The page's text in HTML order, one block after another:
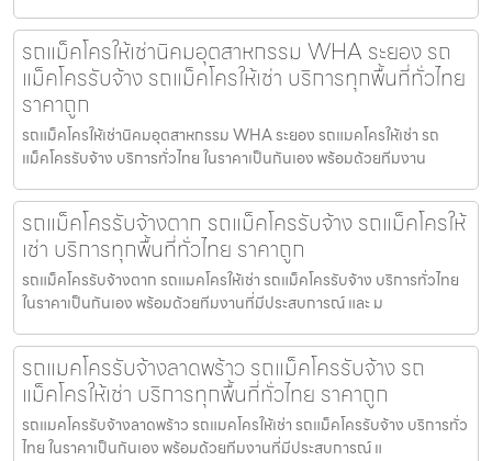
รถแม็คโครให้เช่านิคมอุตสาหกรรม WHA ระยอง รถ
แม็คโครรับจ้าง รถแม็คโครให้เช่า บริการทุกพื้นที่ทั่วไทย
ราคาถูก
รถแม็คโครให้เช่านิคมอุตสาหกรรม WHA ระยอง รถแมคโครให้เช่า รถ
แม็คโครรับจ้าง บริการทั่วไทย ในราคาเป็นกันเอง พร้อมด้วยทีมงาน
รถแม็คโครรับจ้างตาก รถแม็คโครรับจ้าง รถแม็คโครให้
เช่า บริการทุกพื้นที่ทั่วไทย ราคาถูก
รถแม็คโครรับจ้างตาก รถแมคโครให้เช่า รถแม็คโครรับจ้าง บริการทั่วไทย
ในราคาเป็นกันเอง พร้อมด้วยทีมงานที่มีประสบการณ์ และ ม
รถแมคโครรับจ้างลาดพร้าว รถแม็คโครรับจ้าง รถ
แม็คโครให้เช่า บริการทุกพื้นที่ทั่วไทย ราคาถูก
รถแมคโครรับจ้างลาดพร้าว รถแมคโครให้เช่า รถแม็คโครรับจ้าง บริการทั่ว
ไทย ในราคาเป็นกันเอง พร้อมด้วยทีมงานที่มีประสบการณ์ แ